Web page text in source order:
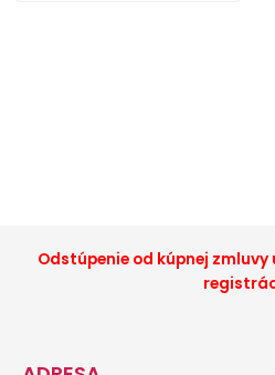
Odstúpenie od kúpnej